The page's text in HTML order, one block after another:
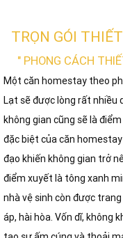
TRỌN GÓI
" PHONG CÁCH
Một căn homestay theo
Lạt sẽ được lòng rất nhiều
không gian cũng sẽ là
đặc biệt của căn
đạo khiến không gian trở
điểm xuyết là tông xanh
nhà vệ sinh còn được
áp, hài hòa. Vốn dĩ, không